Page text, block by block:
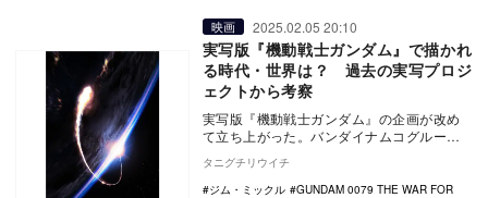
映画 2025.02.05 20:10
実写版『機動戦士ガンダム』で描かれ
る時代・世界は？ 過去の実写プロジ
ェクトから考察
実写版『機動戦士ガンダム』の企画が改め
て立ち上がった。バンダイナムコグループ
日、ハリウッ…
タニグチリウイチ
ジム・ミックル
GUNDAM 0079 THE WAR FOR